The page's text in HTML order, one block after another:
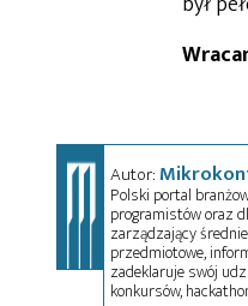
Autor:
Polski portal
programistów oraz
zarządzający
przedmiotowe,
zadeklaruje swój
konkursów,